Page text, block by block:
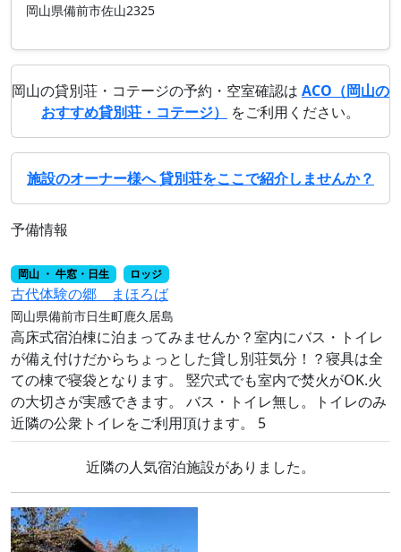
岡山県備前市佐山2325
岡山の貸別荘・コテージの予約・空室確認は ACO（岡山の
おすすめ貸別荘・コテージ）
をご利用ください。
施設のオーナー様へ 貸別荘をここで紹介しませんか？
予備情報
岡山 ・ 牛窓・日生 ロッジ
古代体験の郷 まほろば
岡山県備前市日生町鹿久居島
高床式宿泊棟に泊まってみませんか？室内にバス・トイレ
が備え付けだからちょっとした貸し別荘気分！？寝具は全
ての棟で寝袋となります。 竪穴式でも室内で焚火がOK.火
の大切さが実感できます。 バス・トイレ無し。トイレのみ
近隣の公衆トイレをご利用頂けます。 5
近隣の人気宿泊施設がありました。